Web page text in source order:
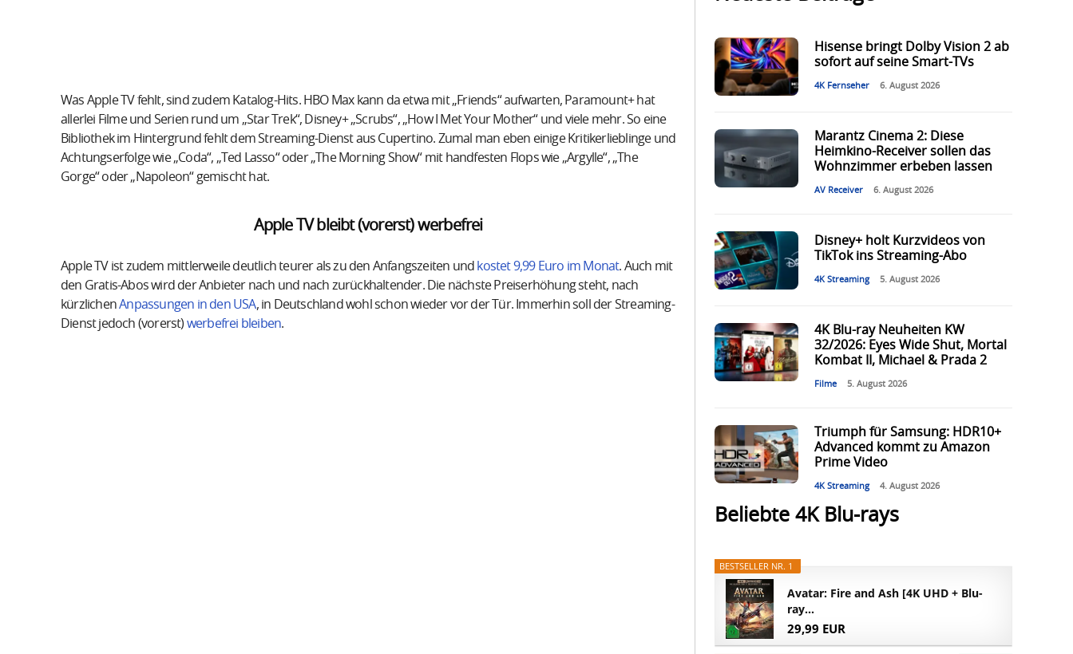
Was Apple TV fehlt, sind zudem Katalog-Hits. HBO Max kann da etwa mit „Friends“ aufwarten, Paramount+ hat
allerlei Filme und Serien rund um „Star Trek“, Disney+ „Scrubs“, „How I Met Your Mother“ und viele mehr. So eine
Bibliothek im Hintergrund fehlt dem Streaming-Dienst aus Cupertino. Zumal man eben einige Kritikerlieblinge und
Achtungserfolge wie „Coda“, „Ted Lasso“ oder „The Morning Show“ mit handfesten Flops wie „Argylle“, „The
Gorge“ oder „Napoleon“ gemischt hat.
Apple TV bleibt (vorerst) werbefrei
Apple TV ist zudem mittlerweile deutlich teurer als zu den Anfangszeiten und kostet 9,99 Euro im Monat. Auch mit
den Gratis-Abos wird der Anbieter nach und nach zurückhaltender. Die nächste Preiserhöhung steht, nach
kürzlichenAnpassungen in den USA, in Deutschland wohl schon wieder vor der Tür. Immerhin soll der Streaming-
Dienst jedoch (vorerst) werbefrei bleiben.
Hisense bringt Dolby Vision 2 ab
sofort auf seine Smart-TVs
4K Fernseher 6. August 2026
Marantz Cinema 2: Diese
Heimkino-Receiver sollen das
Wohnzimmer erbeben lassen
AV Receiver 6. August 2026
Disney+ holt Kurzvideos von
TikTok ins Streaming-Abo
4K Streaming 5. August 2026
4K Blu-ray Neuheiten KW
32/2026: Eyes Wide Shut, Mortal
Kombat II, Michael & Prada 2
Filme 5. August 2026
Triumph für Samsung: HDR10+
Advanced kommt zu Amazon
Prime Video
4K Streaming 4. August 2026
Beliebte 4K Blu-rays
BESTSELLER NR. 1
Avatar: Fire and Ash [4K UHD + Blu-
ray...
29,99 EUR